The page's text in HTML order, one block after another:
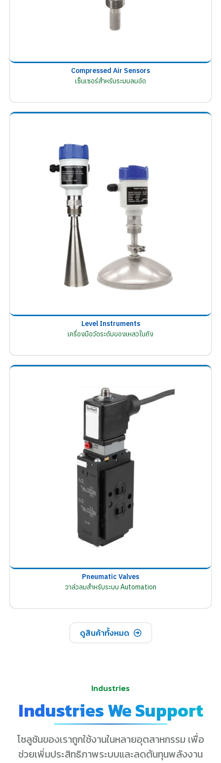
Compressed Air Sensors
เซ็นเซอร์สำหรับระบบลมอัด
Level Instruments
เครื่องมือวัดระดับของเหลวในถัง
Pneumatic Valves
วาล์วลมสำหรับระบบ Automation
ดูสินค้าทั้งหมด
Industries
Industries We Support
โซลูชันของเราถูกใช้งานในหลายอุตสาหกรรม เพื่อ
ช่วยเพิ่มประสิทธิภาพระบบและลดต้นทุนพลังงาน